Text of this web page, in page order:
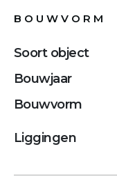
BOUWVORM
Soort object
Bouwjaar
Bouwvorm
Liggingen